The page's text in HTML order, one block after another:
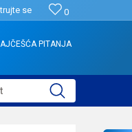
0
se
PITANJA